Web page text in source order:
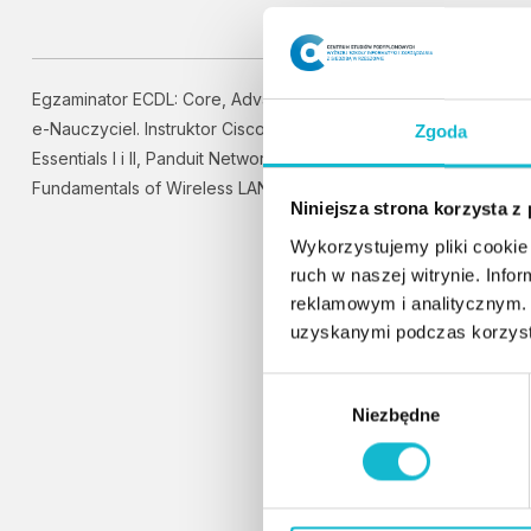
Zgoda
Niniejsza strona korzysta z
Wykorzystujemy pliki
ruch w naszej witrynie.
reklamowym i
uzyskanymi podczas
Niezbędne
Egzaminator ECDL: Core, Advanced, e-Obywatel, e-Urzędnik,
e-Nauczyciel. Instruktor Cisco: CCNA, Information Technology
Essentials I i II, Panduit Network Infrastructure Essentials,
Fundamentals of Wireless LANs, CCNA Security.